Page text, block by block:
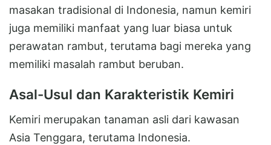
masakan tradisional di Indonesia, namun kemiri
juga memiliki manfaat yang luar biasa untuk
perawatan rambut, terutama bagi mereka yang
memiliki masalah rambut beruban.
Asal-Usul dan Karakteristik Kemiri
Kemiri merupakan tanaman asli dari kawasan
Asia Tenggara, terutama Indonesia.